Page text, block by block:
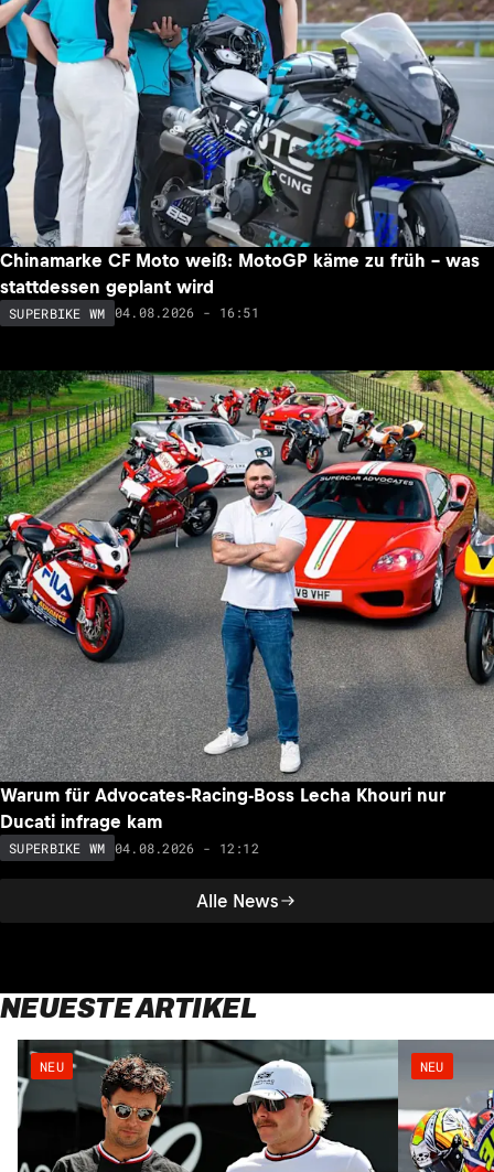
Alle News
Chinamarke CF Moto weiß: MotoGP käme zu früh – was
stattdessen geplant wird
SUPERBIKE WM 04.08.2026 - 16:51
Warum für Advocates-Racing-Boss Lecha Khouri nur
Ducati infrage kam
SUPERBIKE WM 04.08.2026 - 12:12
NEUESTE ARTIKEL
NEU NEU